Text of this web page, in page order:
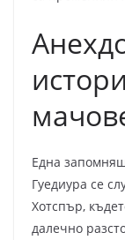
Една
Гуедиура се
Хотспър,
далечно